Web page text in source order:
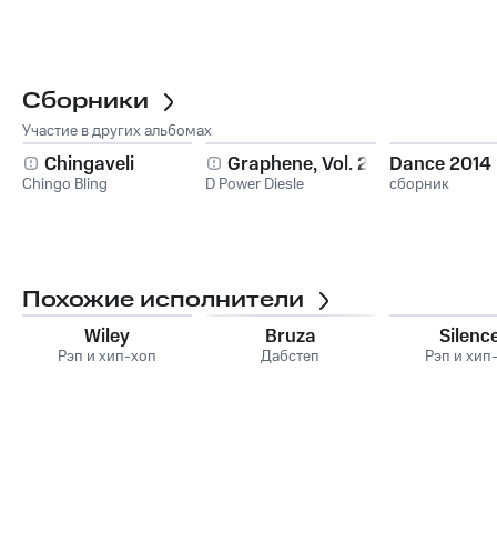
Сборники
Участие в других альбомах
Chingaveli
Chingo Bling
Graphene, Vol. 2
D Power Diesle
Dance 2014
сборник
Похожие исполнители
Wiley
Рэп и хип-хоп
Bruza
Дабстеп Рэп и